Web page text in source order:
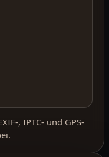
, IPTC- und GPS-